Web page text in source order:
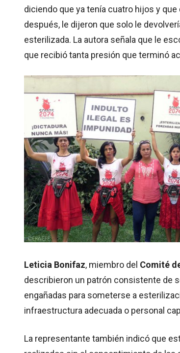
diciendo que ya tenía cuatro hijos y
después, le dijeron que solo le
esterilizada. La autora señala que le
que recibió tanta presión que terminó
Leticia Bonifaz, miembro del Comité
describieron un patrón consistente de
engañadas para someterse a
infraestructura adecuada o personal
La representante también indicó que